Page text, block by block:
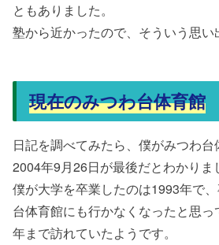
ともありました。
塾から近かったので、そういう思い
現在のみつわ台体育館
日記を調べてみたら、僕がみつわ台
2004年9月26日が最後だとわかりま
僕が大学を卒業したのは1993年で
台体育館にも行かなくなったと思
年まで訪れていたようです。